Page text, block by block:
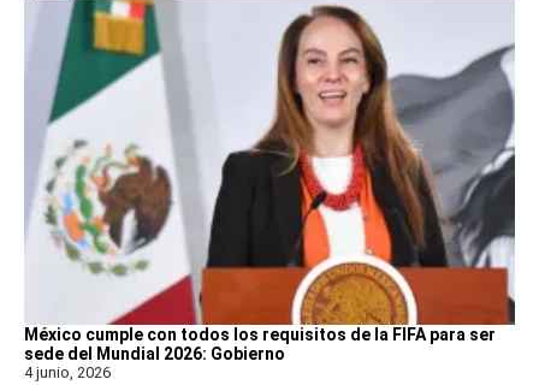
México cumple con todos los requisitos de la FIFA para ser
sede del Mundial 2026: Gobierno
4 junio, 2026